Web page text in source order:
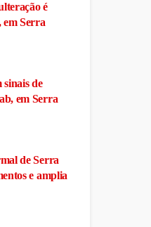
é
Serra
de
em Serra
de Serra
e amplia